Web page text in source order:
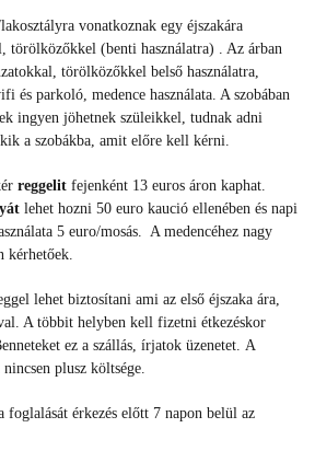
vonatkoznak egy éjszakára
törölközőkkel (benti használatra) . Az árban
törölközőkkel belső használatra,
és parkoló, medence használata. A szobában
ingyen jöhetnek szüleikkel, tudnak adni
a szobákba, amit előre kell kérni.
reggelit fejenként 13 euros áron kaphat.
lehet hozni 50 euro kaució ellenében és napi
5 euro/mosás. A medencéhez nagy
kérhetőek.
lehet biztosítani ami az első éjszaka ára,
A többit helyben kell fizetni étkezéskor
ez a szállás, írjatok üzenetet. A
plusz költsége.
foglalását érkezés előtt 7 napon belül az